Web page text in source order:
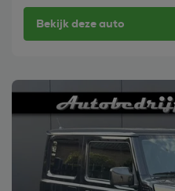
Bekijk deze auto
Bekijk deze auto